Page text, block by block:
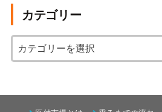
カテゴリー